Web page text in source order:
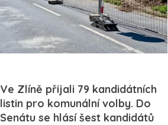
Ve Zlíně přijali 79 kandidátních
listin pro komunální volby. Do
Senátu se hlásí šest kandidátů